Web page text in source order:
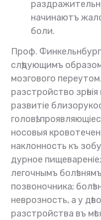
начинаютъ
боли.
Проф.
слѣдующимъ
мозгового
разстройство
развитіе
головѣ,
носовыя
наклонность къ
дурное
легочнымъ
позвоночника;
неврозность, а у
разстройства въ